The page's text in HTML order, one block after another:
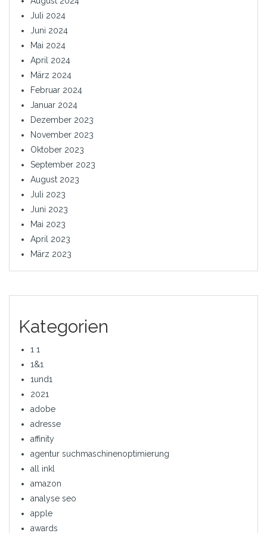
Juli 2024
Juni 2024
Mai 2024
April 2024
März 2024
Februar 2024
Januar 2024
Dezember 2023
November 2023
Oktober 2023
September 2023
August 2023
Juli 2023
Juni 2023
Mai 2023
April 2023
März 2023
Kategorien
1 1
1&1
1und1
2021
adobe
adresse
affinity
agentur suchmaschinenoptimierung
all inkl
amazon
analyse seo
apple
awards